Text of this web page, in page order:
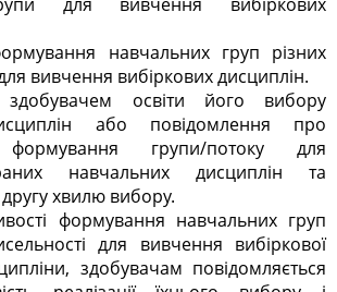
навчальних груп різних
вивчення вибіркових дисциплін.
здобувачем освіти його вибору
або повідомлення про
формування групи/потоку для
навчальних дисциплін та
хвилю вибору.
формування навчальних груп
для вивчення вибіркової
здобувачам повідомляється